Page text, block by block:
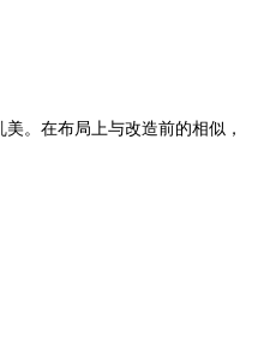
。在布局上与改造前的相似，